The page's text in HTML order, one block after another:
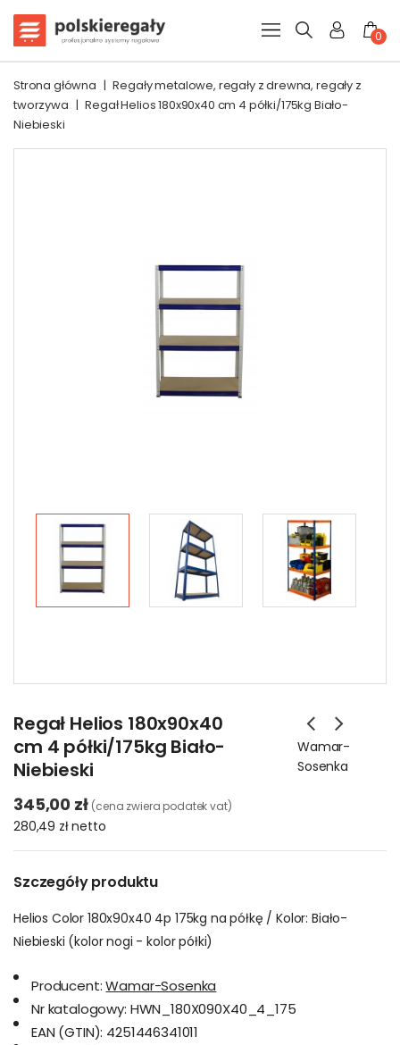
0
Strona główna | Regały metalowe, regały z drewna, regały z
tworzywa | Regał Helios 180x90x40 cm 4 półki/175kg Biało-
Niebieski
Regał Helios 180x90x40
cm 4 półki/175kg Biało-
Niebieski
Wamar-
Sosenka
345,00 zł (cena zwiera podatek vat)
280,49 złnetto
Szczegóły produktu
Helios Color 180x90x40 4p 175kg na półkę / Kolor: Biało-
Niebieski (kolor nogi - kolor półki)
Producent: Wamar-Sosenka
Nr katalogowy: HWN_180X090X40_4_175
EAN (GTIN): 4251446341011